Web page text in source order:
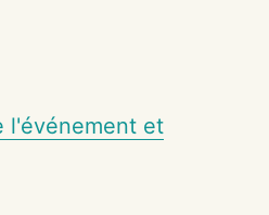
l'événement et